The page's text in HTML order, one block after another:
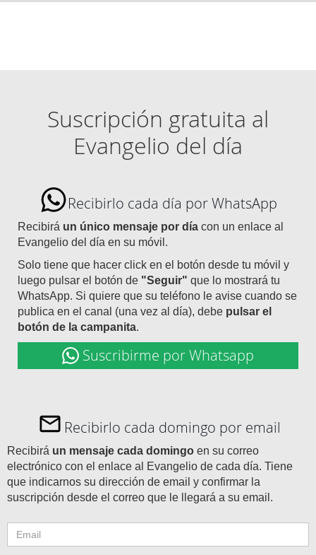
Suscripción gratuita al
Evangelio del día
Recibirlo cada día por WhatsApp
Recibirá un único mensaje por día con un enlace al
Evangelio del día en su móvil.
Solo tiene que hacer click en el botón desde tu móvil y
luego pulsar el botón de "Seguir" que lo mostrará tu
WhatsApp. Si quiere que su teléfono le avise cuando se
publica en el canal (una vez al día), debe pulsar el
botón de la campanita.
Suscribirme por Whatsapp
Recibirlo cada domingo por email
Recibirá un mensaje cada domingo en su correo
electrónico con el enlace al Evangelio de cada día. Tiene
que indicarnos su dirección de email y confirmar la
suscripción desde el correo que le llegará a su email.